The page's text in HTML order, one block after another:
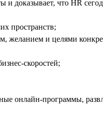
и доказывает, что HR
пространств;
желанием и целями
скоростей;
онлайн-программы,